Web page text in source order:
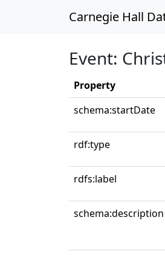
Carnegie Hall
Event:
Property
schema:startDate
rdf:type
rdfs:label
schema:description